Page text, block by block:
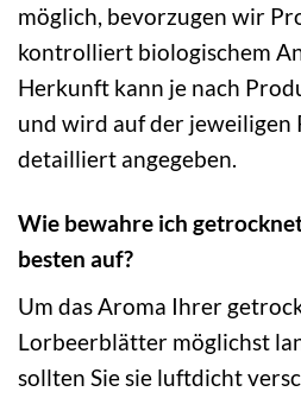
möglich, bevorzugen wir
kontrolliert biologischem
Herkunft kann je nach
und wird auf der jeweiligen
detailliert angegeben.
Wie bewahre ich
besten auf?
Um das Aroma Ihrer
Lorbeerblätter möglichst
sollten Sie sie luftdicht